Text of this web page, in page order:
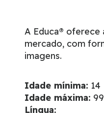
A Educa® oferece
mercado, com
imagens.
Idade mínima: 14
Idade máxima: 99
Língua: